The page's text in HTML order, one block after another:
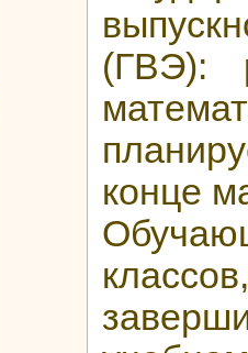
(ГВЭ):
конце